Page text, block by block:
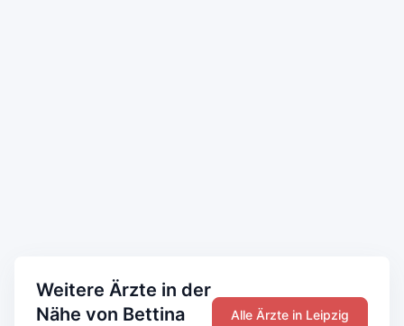
Weitere Ärzte in der
Nähe von Bettina
Alle Ärzte in Leipzig